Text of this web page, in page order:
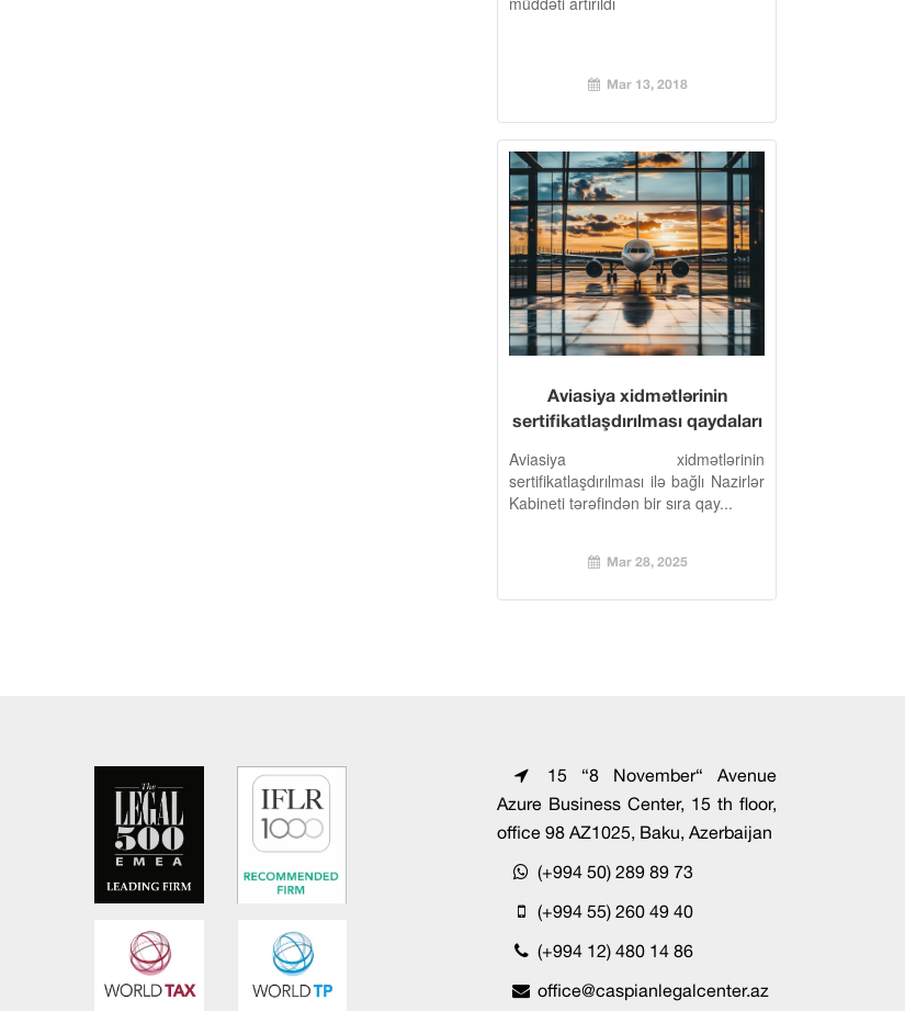
Mar 13, 2018
Aviasiya xidmətlərinin
sertifikatlaşdırılması qaydaları
Aviasiya xidmətlərinin
sertifikatlaşdırılması ilə bağlı Nazirlər
Kabineti tərəfindən bir sıra qay...
Mar 28, 2025
15 “8 November“ Avenue
Azure Business Center, 15 th floor,
office 98 AZ1025, Baku, Azerbaijan
(+994 50) 289 89 73
(+994 55) 260 49 40
(+994 12) 480 14 86
office@caspianlegalcenter.az